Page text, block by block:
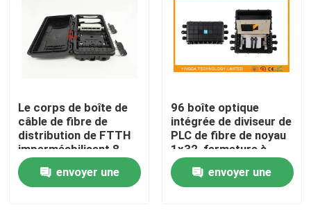
Visite d'usine
Contactez-nous
Nouvelles
Le corps de boîte de
câble de fibre de
distribution de FTTH
imperméabilisent 8
noyaux avec le module
de LGX envoyer une
96 boîte optique
intégrée de diviseur de
PLC de fibre de noyau
1x32, fermeture à
fibres optiques
d'épissureenvoyer une